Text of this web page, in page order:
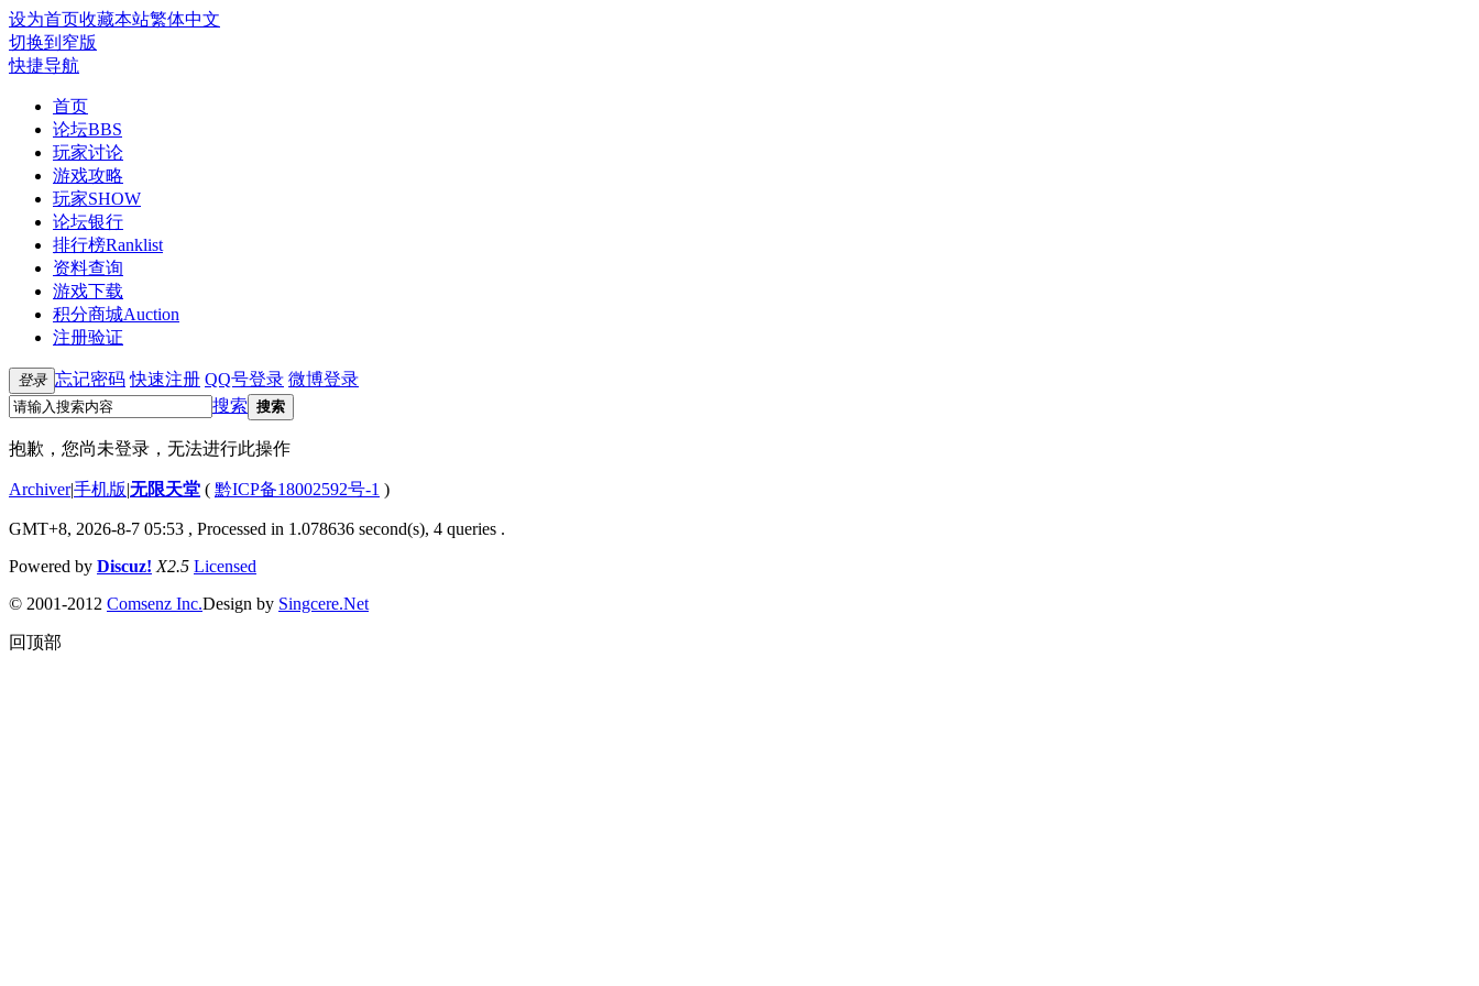
设为首页收藏本站繁体中文
切换到窄版
快捷导航
首页
论坛BBS
玩家讨论
游戏攻略
玩家SHOW
论坛银行
排行榜Ranklist
资料查询
游戏下载
积分商城Auction
注册验证
登录 忘记密码 快速注册 QQ号登录 微博登录
搜索 搜索
抱歉，您尚未登录，无法进行此操作
Archiver|手机版|无限天堂 ( 黔ICP备18002592号-1 )
GMT+8, 2026-8-7 05:53 , Processed in 1.078636 second(s), 4 queries .
Powered by Discuz! X2.5 Licensed
© 2001-2012 Comsenz Inc.Design by Singcere.Net
回顶部